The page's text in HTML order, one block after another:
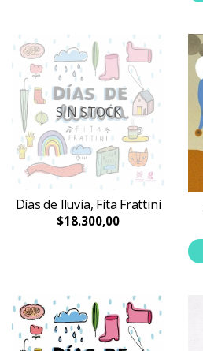
SIN STOCK
Días de lluvia, Fita Frattini
$18.300,00